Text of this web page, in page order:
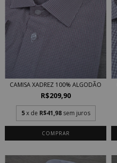
CAMISA XADREZ 100% ALGODÃO
R$209,90
5 x de R$41,98 sem juros
COMPRAR